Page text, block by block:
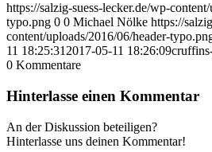
https://salzig-suess-lecker.de/wp-
typo.png 0 0 Michael Nölke https://
content/uploads/2016/06/header-
11 18:25:31 2017-05-11 18:26:09
0 Kommentare
Hinterlasse einen Kommentar
An der Diskussion beteiligen?
Hinterlasse uns deinen Kommentar!